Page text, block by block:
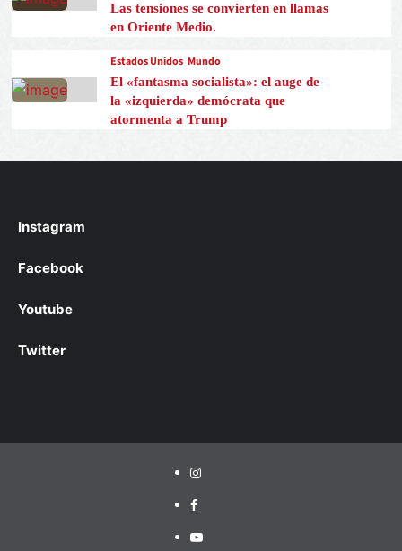
Las tensiones se convierten en llamas
en Oriente Medio.
Estados Unidos Mundo
El «fantasma socialista»: el auge de
la «izquierda» demócrata que
atormenta a Trump
Instagram
Facebook
Youtube
Twitter